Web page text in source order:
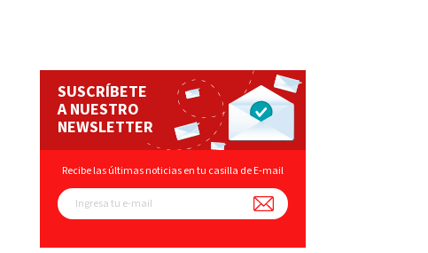
SUSCRÍBETE
A NUESTRO
NEWSLETTER
Recibe las últimas noticias en tu casilla de E-mail